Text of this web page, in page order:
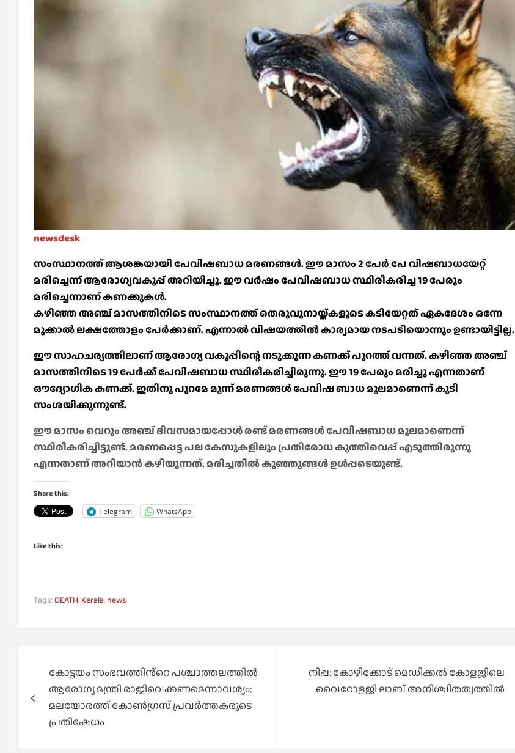
newsdesk
സംസ്ഥാനത്ത് ആശങ്കയായി പേവിഷബാധ മരണങ്ങള്‍. ഈ മാസം 2 പേര്‍ പേ വിഷബാധയേറ്റ്
മരിച്ചെന്ന് ആരോഗ്യവകുപ്പ് അറിയിച്ചു. ഈ വര്‍ഷം പേവിഷബാധ സ്ഥിരീകരിച്ച 19 പേരും
മരിച്ചെന്നാണ് കണക്കുകള്‍.
കഴിഞ്ഞ അഞ്ച് മാസത്തിനിടെ സംസ്ഥാനത്ത് തെരുവുനായ്ക്കളുടെ കടിയേറ്റത് ഏകദേശം ഒന്നേ
മുക്കാല്‍ ലക്ഷത്തോളം പേര്‍ക്കാണ്. എന്നാല്‍ വിഷയത്തില്‍ കാര്യമായ നടപടിയൊന്നും ഉണ്ടായിട്ടില്ല.
ഈ സാഹചര്യത്തിലാണ് ആരോഗ്യ വകുപ്പിന്റെ നടുക്കുന്ന കണക്ക് പുറത്ത് വന്നത്. കഴിഞ്ഞ അഞ്ച്
മാസത്തിനിടെ 19 പേര്‍ക്ക് പേവിഷബാധ സ്ഥിരീകരിച്ചിരുന്നു. ഈ 19 പേരും മരിച്ചു എന്നതാണ്
ഔദ്യോഗിക കണക്ക്. ഇതിനു പുറമേ മൂന്ന് മരണങ്ങള്‍ പേവിഷ ബാധ മൂലമാണെന്ന് കൂടി
സംശയിക്കുന്നുണ്ട്.
ഈ മാസം വെറും അഞ്ച് ദിവസമായപ്പോള്‍ രണ്ട് മരണങ്ങള്‍ പേവിഷബാധ മൂലമാണെന്ന്
സ്ഥിരീകരിച്ചിട്ടുണ്ട്. മരണപ്പെട്ട പല കേസുകളിലും പ്രതിരോധ കുത്തിവെപ്പ് എടുത്തിരുന്നു
എന്നതാണ് അറിയാന്‍ കഴിയുന്നത്. മരിച്ചതില്‍ കുഞ്ഞുങ്ങള്‍ ഉള്‍പ്പടെയുണ്ട്.
Share this:
Telegram WhatsApp
Like this:
Tags: DEATH, Kerala, news
navigation
കോട്ടയം സംഭവത്തിൻ്റെ പശ്ചാത്തലത്തിൽ
ആരോഗ്യ മന്ത്രി രാജിവെക്കണമെന്നാവശ്യം:
മലയോരത്ത് കോൺഗ്രസ് പ്രവർത്തകരുടെ
പ്രതിഷേധം
നിപ്പ: കോഴിക്കോട് മെഡിക്കൽ കോളജിലെ
വൈറോളജി ലാബ് അനിശ്ചിതത്വത്തിൽ